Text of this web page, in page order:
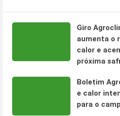
Giro
aumenta o
calor e
próxima
Boletim
e calor
para o